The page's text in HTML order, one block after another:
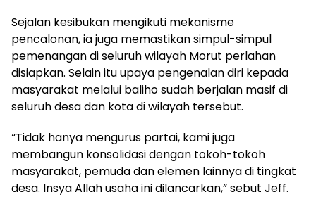
Sejalan kesibukan mengikuti mekanisme
pencalonan, ia juga memastikan simpul-simpul
pemenangan di seluruh wilayah Morut perlahan
disiapkan. Selain itu upaya pengenalan diri kepada
masyarakat melalui baliho sudah berjalan masif di
seluruh desa dan kota di wilayah tersebut.
“Tidak hanya mengurus partai, kami juga
membangun konsolidasi dengan tokoh-tokoh
masyarakat, pemuda dan elemen lainnya di tingkat
desa. Insya Allah usaha ini dilancarkan,” sebut Jeff.